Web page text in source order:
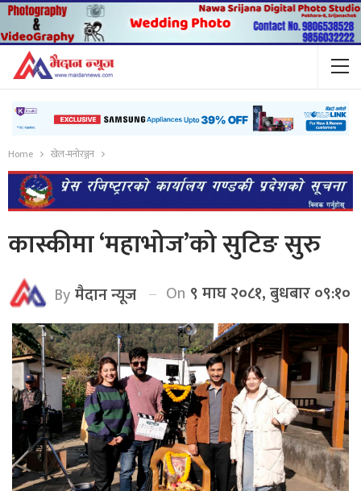
Home खेल-मनोरञ्जन
कास्कीमा ‘महाभोज’को सुटिङ सुरु
Byमैदान न्यूज On ९ माघ २०८१, बुधबार ०९:१०